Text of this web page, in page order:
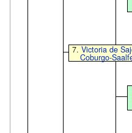
7.Victoria de
Coburgo-